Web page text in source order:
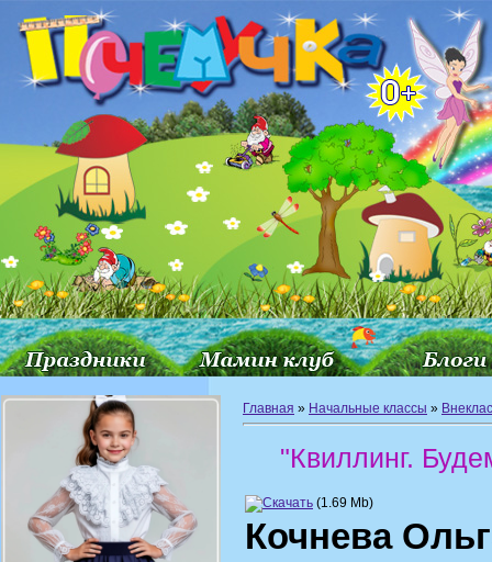
Главная » Начальные классы »
"Квиллинг.
(1.69 Mb)
Кочнева